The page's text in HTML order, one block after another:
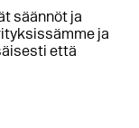
säännöt ja
ja
että